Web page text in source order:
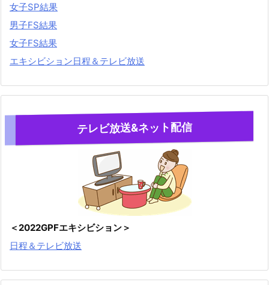
女子SP結果
男子FS結果
女子FS結果
エキシビション日程＆テレビ放送
テレビ放送&ネット配信
＜2022GPFエキシビション＞
日程＆テレビ放送